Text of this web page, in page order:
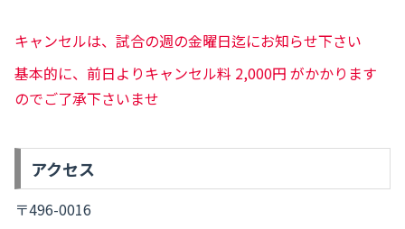
キャンセルは、試合の週の金曜日迄にお知らせ下さい
基本的に、前日よりキャンセル料 2,000円 がかかります
のでご了承下さいませ
アクセス
〒496-0016